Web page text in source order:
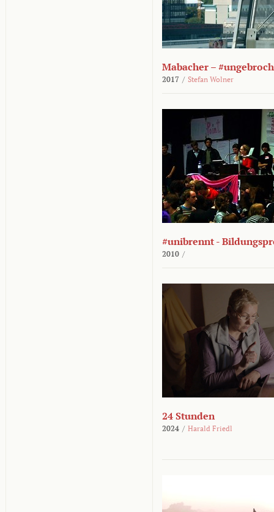
Mabacher –
2017 / Stefan Wolner
#unibrennt -
2010 /
24 Stunden
2024 / Harald Friedl